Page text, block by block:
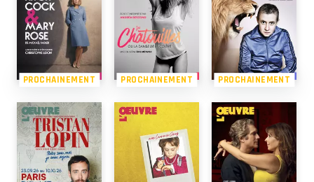
PROCHAINEMENT PROCHAINEMENT PROCHAINEMENT